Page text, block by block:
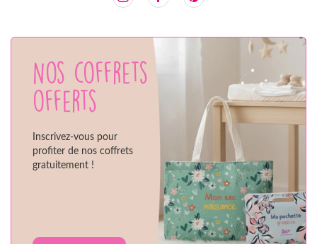
Nos coffrets
offerts
Inscrivez-vous pour
profiter de nos coffrets
gratuitement !